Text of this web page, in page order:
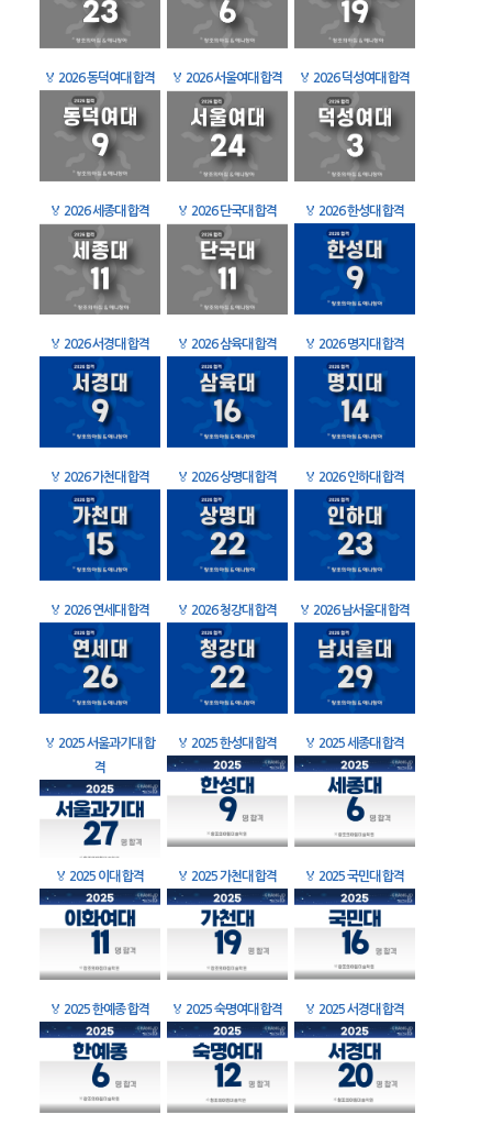
🏅 2026 동덕여대 합격 🏅 2026 서울여대 합격 🏅 2026 덕성여대 합격
🏅 2026 세종대 합격 🏅 2026 단국대 합격 🏅 2026 한성대 합격
🏅 2026 서경대 합격 🏅 2026 삼육대 합격 🏅 2026 명지대 합격
🏅 2026 가천대 합격 🏅 2026 상명대 합격 🏅 2026 인하대 합격
🏅 2026 연세대 합격 🏅 2026 청강대 합격 🏅 2026 남서울대 합격
🏅 2025 서울과기대 합
격
🏅 2025 한성대 합격 🏅 2025 세종대 합격
🏅 2025 이대 합격 🏅 2025 가천대 합격 🏅 2025 국민대 합격
🏅 2025 한예종 합격 🏅 2025 숙명여대 합격 🏅 2025 서경대 합격